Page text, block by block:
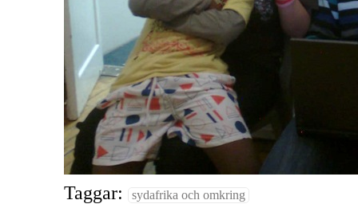
Taggar: sydafrika och omkring